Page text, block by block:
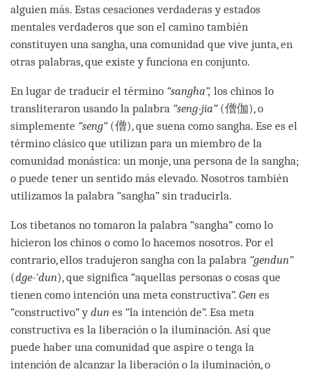
alguien más. Estas cesaciones verdaderas y estados
mentales verdaderos que son el camino también
constituyen una sangha, una comunidad que vive junta, en
otras palabras, que existe y funciona en conjunto.
En lugar de traducir el término “sangha”, los chinos lo
transliteraron usando la palabra “seng-jia”(僧伽), o
simplemente “seng”(僧), que suena como sangha. Ese es el
término clásico que utilizan para un miembro de la
comunidad monástica: un monje, una persona de la sangha;
o puede tener un sentido más elevado. Nosotros también
utilizamos la palabra “sangha” sin traducirla.
Los tibetanos no tomaron la palabra “sangha” como lo
hicieron los chinos o como lo hacemos nosotros. Por el
contrario, ellos tradujeron sangha con la palabra “gendun”
(dge-'dun), que significa “aquellas personas o cosas que
tienen como intención una meta constructiva”. Gen es
“constructivo” ydun es “la intención de”. Esa meta
constructiva es la liberación o la iluminación. Así que
puede haber una comunidad que aspire o tenga la
intención de alcanzar la liberación o la iluminación, o